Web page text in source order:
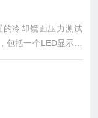
冷却镜面压力测试
括一个LED显示，
，由Vympel自家开